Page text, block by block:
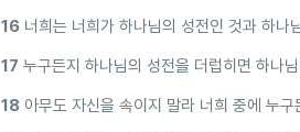
16너희는 너희가 하나님의 성전인 것과 하나
17 누구든지 하나님의 성전을 더럽히면 하나
18 아무도 자신을 속이지 말라 너희 중에 누